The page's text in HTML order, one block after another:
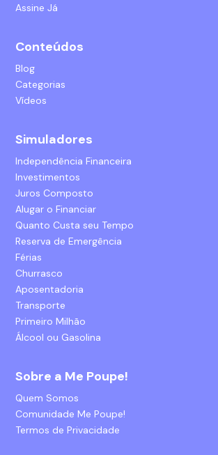
Assine Já
Conteúdos
Blog
Categorias
Vídeos
Simuladores
Independência Financeira
Investimentos
Juros Composto
Alugar o Financiar
Quanto Custa seu Tempo
Reserva de Emergência
Férias
Churrasco
Aposentadoria
Transporte
Primeiro Milhão
Álcool ou Gasolina
Sobre a Me Poupe!
Quem Somos
Comunidade Me Poupe!
Termos de Privacidade